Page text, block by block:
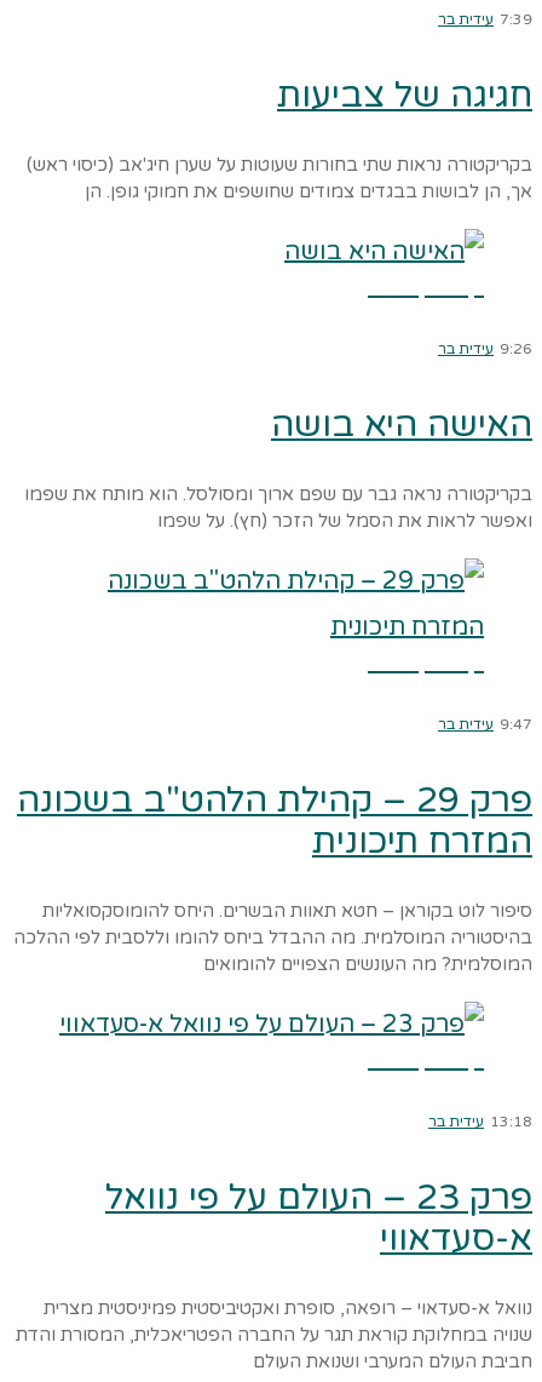
7:39 עידית בר
חגיגה של צביעות
בקריקטורה נראות שתי בחורות שעוטות על שערן חיג'אב (כיסוי ראש)
אך, הן לבושות בבגדים צמודים שחושפים את חמוקי גופן. הן
9:26 עידית בר
האישה היא בושה
בקריקטורה נראה גבר עם שפם ארוך ומסולסל. הוא מותח את שפמו
ואפשר לראות את הסמל של הזכר (חץ). על שפמו
9:47 עידית בר
פרק 29 – קהילת הלהט"ב בשכונה
המזרח תיכונית
סיפור לוט בקוראן – חטא תאוות הבשרים. היחס להומוסקסואליות
בהיסטוריה המוסלמית. מה ההבדל ביחס להומו וללסבית לפי ההלכה
המוסלמית? מה העונשים הצפויים להומואים
13:18 עידית בר
פרק 23 – העולם על פי נוואל
א-סעדאווי
נוואל א-סעדאוי – רופאה, סופרת ואקטיביסטית פמיניסטית מצרית
שנויה במחלוקת קוראת תגר על החברה הפטריאכלית, המסורת והדת
חביבת העולם המערבי ושנואת העולם